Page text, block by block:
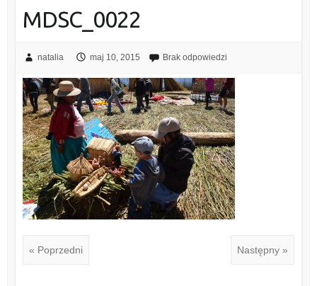
MDSC_0022
natalia maj 10, 2015 Brak odpowiedzi
« Poprzedni Następny »